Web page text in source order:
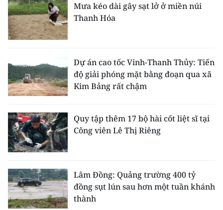
Mưa kéo dài gây sạt lở ở miền núi
Thanh Hóa
Dự án cao tốc Vinh-Thanh Thủy: Tiến
độ giải phóng mặt bằng đoạn qua xã
Kim Bảng rất chậm
Quy tập thêm 17 bộ hài cốt liệt sĩ tại
Công viên Lê Thị Riêng
Lâm Đồng: Quảng trường 400 tỷ
đồng sụt lún sau hơn một tuần khánh
thành